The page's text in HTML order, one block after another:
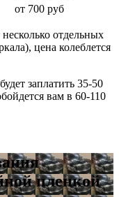
от 700 руб
отдельных
цена колеблется
заплатить 35-50
вам в 60-110
пленкой